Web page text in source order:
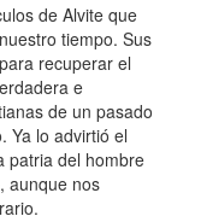
de Alvite que
tiempo. Sus
recuperar el
e
de un pasado
Ya lo advirtió el
patria del hombre
aunque nos